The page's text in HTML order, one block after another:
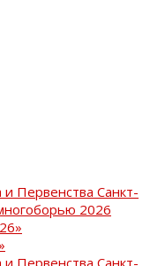
Первенства Санкт-
2026
Первенства Санкт-